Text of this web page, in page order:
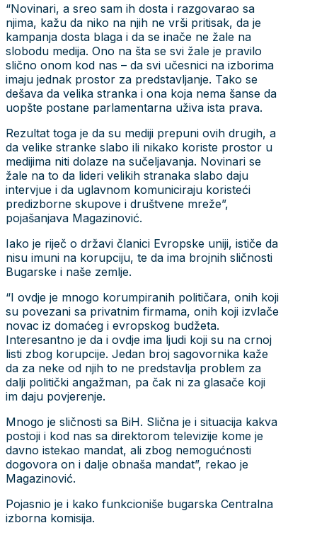
“Novinari, a sreo sam ih dosta i razgovarao sa
njima, kažu da niko na njih ne vrši pritisak, da je
kampanja dosta blaga i da se inače ne žale na
slobodu medija. Ono na šta se svi žale je pravilo
slično onom kod nas – da svi učesnici na izborima
imaju jednak prostor za predstavljanje. Tako se
dešava da velika stranka i ona koja nema šanse da
uopšte postane parlamentarna uživa ista prava.
Rezultat toga je da su mediji prepuni ovih drugih, a
da velike stranke slabo ili nikako koriste prostor u
medijima niti dolaze na sučeljavanja. Novinari se
žale na to da lideri velikih stranaka slabo daju
intervjue i da uglavnom komuniciraju koristeći
predizborne skupove i društvene mreže”,
pojašanjava Magazinović.
Iako je riječ o državi članici Evropske uniji, ističe da
nisu imuni na korupciju, te da ima brojnih sličnosti
Bugarske i naše zemlje.
“I ovdje je mnogo korumpiranih političara, onih koji
su povezani sa privatnim firmama, onih koji izvlače
novac iz domaćeg i evropskog budžeta.
Interesantno je da i ovdje ima ljudi koji su na crnoj
listi zbog korupcije. Jedan broj sagovornika kaže
da za neke od njih to ne predstavlja problem za
dalji politički angažman, pa čak ni za glasače koji
im daju povjerenje.
Mnogo je sličnosti sa BiH. Slična je i situacija kakva
postoji i kod nas sa direktorom televizije kome je
davno istekao mandat, ali zbog nemogućnosti
dogovora on i dalje obnaša mandat”, rekao je
Magazinović.
Pojasnio je i kako funkcioniše bugarska Centralna
izborna komisija.